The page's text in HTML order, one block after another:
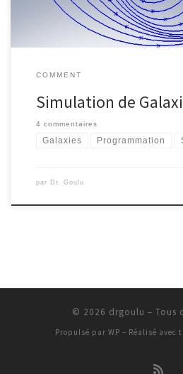
COMMENT
Simulation de
4 commentaires
Galaxies Programmation
par Dr. Goulu
© 2026 drgoulu – Tous
Propulsé par WP – Réalisé avec